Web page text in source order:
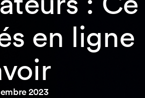
en ligne
2023